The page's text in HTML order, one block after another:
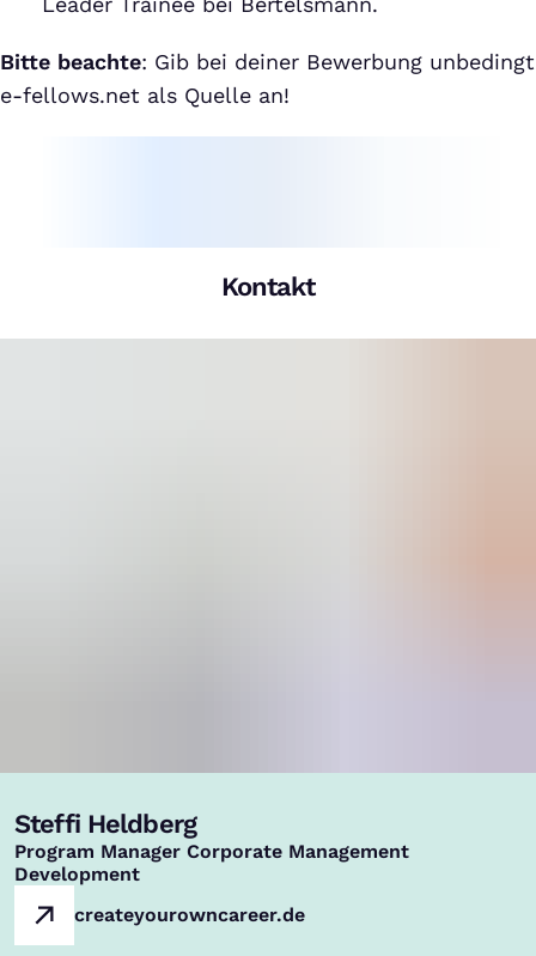
Bitte beachte: Gib bei deiner Bewerbung unbedingt
e-fellows.net als Quelle an!
Kontakt
Steffi Heldberg
,
Program Manager Corporate Management
Development
createyourowncareer.de